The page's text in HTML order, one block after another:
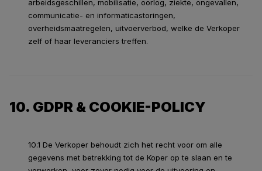
arbeidsgeschillen, mobilisatie, oorlog, ziekte, ongevallen,
communicatie- en informaticastoringen,
overheidsmaatregelen, uitvoerverbod, welke de Verkoper
zelf of haar leveranciers treffen.
10. GDPR & COOKIE-POLICY
10.1 De Verkoper behoudt zich het recht voor om alle
gegevens met betrekking tot de Koper op te slaan en te